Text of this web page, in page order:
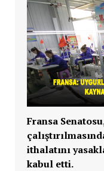
Fransa
ithalatını
kabul etti.